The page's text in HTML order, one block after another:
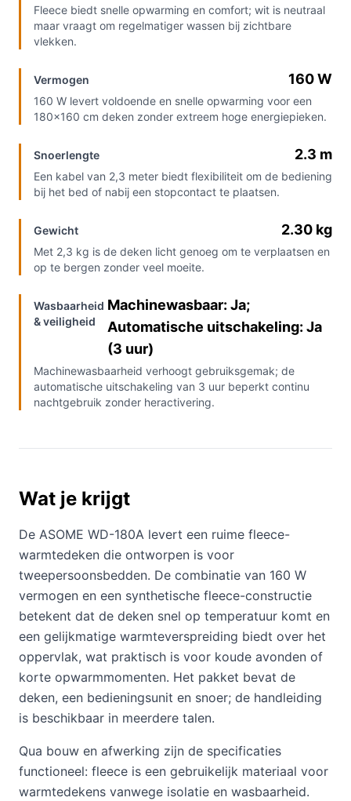
Fleece biedt snelle opwarming en comfort; wit is neutraal
maar vraagt om regelmatiger wassen bij zichtbare
vlekken.
Vermogen 160 W
160 W levert voldoende en snelle opwarming voor een
180×160 cm deken zonder extreem hoge energiepieken.
Snoerlengte 2.3 m
Een kabel van 2,3 meter biedt flexibiliteit om de bediening
bij het bed of nabij een stopcontact te plaatsen.
Gewicht 2.30 kg
Met 2,3 kg is de deken licht genoeg om te verplaatsen en
op te bergen zonder veel moeite.
Wasbaarheid
& veiligheid
Machinewasbaar: Ja;
Automatische uitschakeling: Ja
(3 uur)
Machinewasbaarheid verhoogt gebruiksgemak; de
automatische uitschakeling van 3 uur beperkt continu
nachtgebruik zonder heractivering.
Wat je krijgt
De ASOME WD-180A levert een ruime fleece-
warmtedeken die ontworpen is voor
tweepersoonsbedden. De combinatie van 160 W
vermogen en een synthetische fleece-constructie
betekent dat de deken snel op temperatuur komt en
een gelijkmatige warmteverspreiding biedt over het
oppervlak, wat praktisch is voor koude avonden of
korte opwarmmomenten. Het pakket bevat de
deken, een bedieningsunit en snoer; de handleiding
is beschikbaar in meerdere talen.
Qua bouw en afwerking zijn de specificaties
functioneel: fleece is een gebruikelijk materiaal voor
warmtedekens vanwege isolatie en wasbaarheid.